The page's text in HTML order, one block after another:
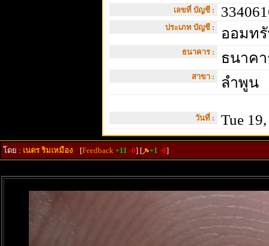
เลขที่ บัญชี :
ประเภท บัญชี : ออมท
ธนาคาร : ธนาค
สาขา : ลำพูน
วันที่ : Tue
โดย : เนตร ริมเหมือง [Feedback +11 -0] [ +1 -0]